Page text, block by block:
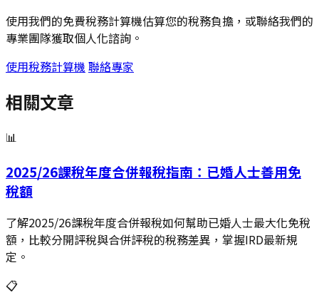
使用我們的免費稅務計算機估算您的稅務負擔，或聯絡我們的
專業團隊獲取個人化諮詢。
使用稅務計算機 聯絡專家
相關文章
📊
2025/26課稅年度合併報稅指南：已婚人士善用免
稅額
了解2025/26課稅年度合併報稅如何幫助已婚人士最大化免稅
額，比較分開評稅與合併評稅的稅務差異，掌握IRD最新規
定。
📋